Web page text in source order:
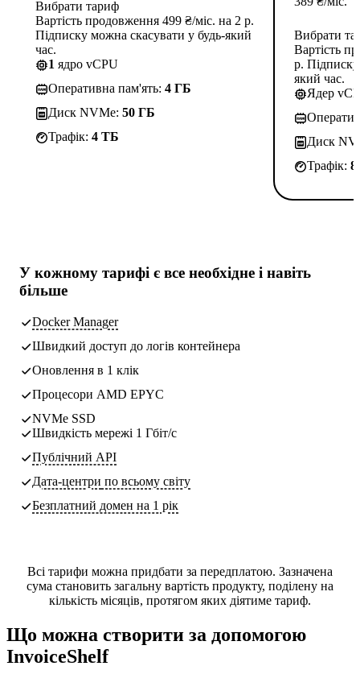
Вибрати тариф
Вартість продовження 499 ₴/міс. на 2 р.
Підписку можна скасувати у будь-який
час.
1 ядро vCPU
Оперативна пам'ять: 4 ГБ
Диск NVMe: 50 ГБ
Трафік: 4 TБ
Вибрати
Вартість
р.
який час.
Ядер
Диск
Трафік:
У кожному тарифі є все необхідне і навіть
більше
Docker Manager
Швидкий доступ до логів контейнера
Оновлення в 1 клік
Процесори AMD EPYC
NVMe SSD
Швидкість мережі 1 Гбіт/с
Публічний API
Дата-центри по всьому світу
Безплатний домен на 1 рік
Всі тарифи можна придбати за передплатою. Зазначена
сума становить загальну вартість продукту, поділену на
кількість місяців, протягом яких діятиме тариф.
Що можна створити за допомогою
InvoiceShelf